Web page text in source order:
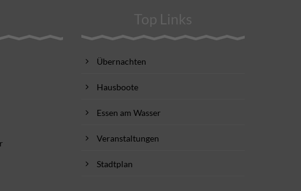
Top Links
Übernachten
Hausboote
Essen am Wasser
Veranstaltungen
Stadtplan